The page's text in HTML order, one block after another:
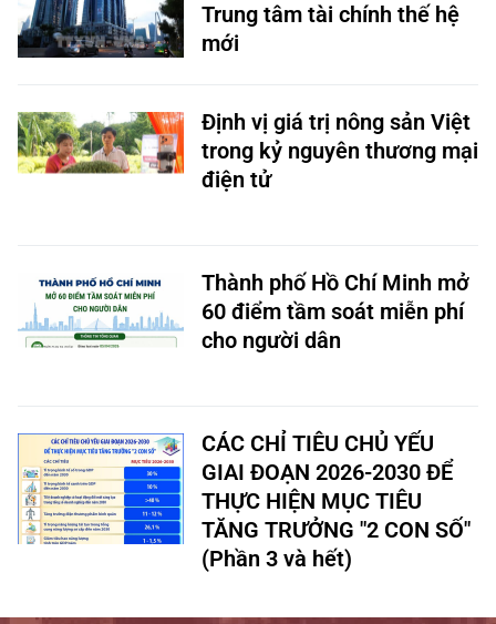
Trung tâm tài chính thế hệ
mới
Định vị giá trị nông sản Việt
trong kỷ nguyên thương mại
điện tử
Thành phố Hồ Chí Minh mở
60 điểm tầm soát miễn phí
cho người dân
CÁC CHỈ TIÊU CHỦ YẾU
GIAI ĐOẠN 2026-2030 ĐỂ
THỰC HIỆN MỤC TIÊU
TĂNG TRƯỞNG "2 CON SỐ"
(Phần 3 và hết)